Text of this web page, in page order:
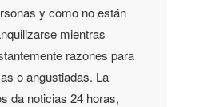
y como no están
mientras
razones para
o angustiadas. La
da noticias 24 horas,